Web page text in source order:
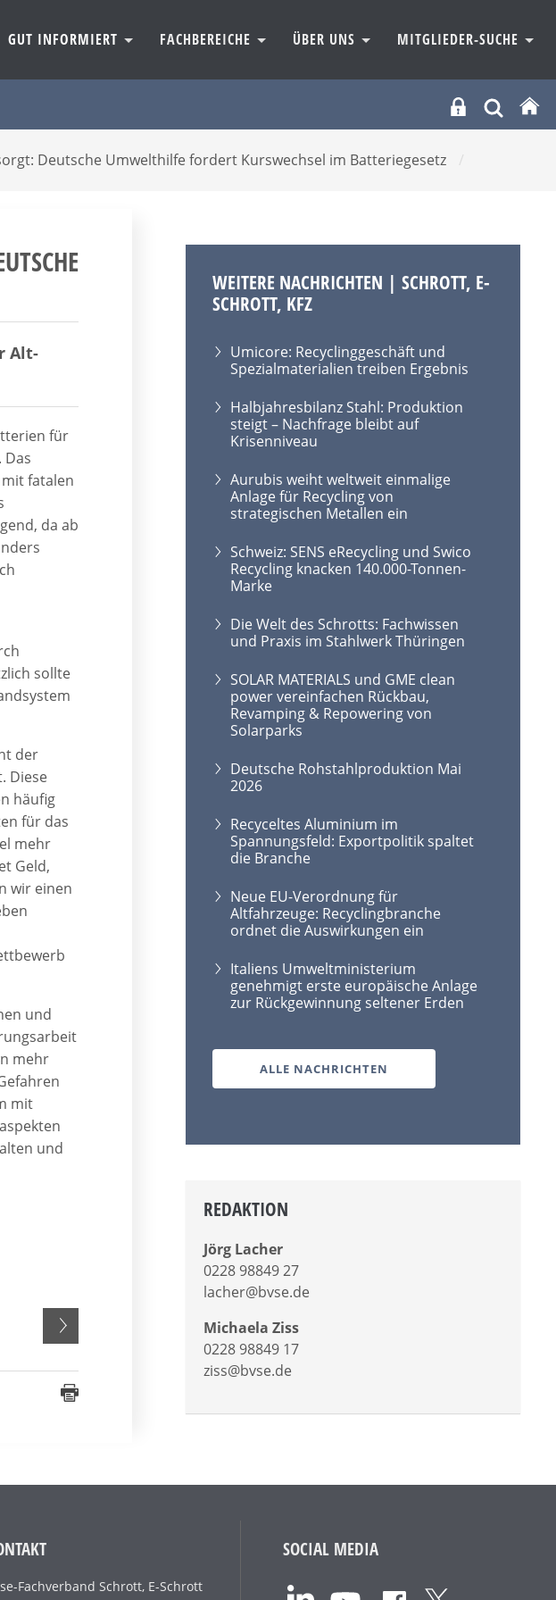
GUT INFORMIERT FACHBEREICHE ÜBER UNS MITGLIEDER-SUCHE
Deutsche Umwelthilfe fordert Kurswechsel im Batteriegesetz /
Alt-
für
Das
fatalen
da ab
sollte
der
Diese
häufig
für das
mehr
Geld,
wir einen
und
mehr
mit
und
WEITERE NACHRICHTEN | SCHROTT, E-
SCHROTT, KFZ
Umicore: Recyclinggeschäft und
Spezialmaterialien treiben Ergebnis
Halbjahresbilanz Stahl: Produktion
steigt – Nachfrage bleibt auf
Krisenniveau
Aurubis weiht weltweit einmalige
Anlage für Recycling von
strategischen Metallen ein
Schweiz: SENS eRecycling und Swico
Recycling knacken 140.000-Tonnen-
Marke
Die Welt des Schrotts: Fachwissen
und Praxis im Stahlwerk Thüringen
SOLAR MATERIALS und GME clean
power vereinfachen Rückbau,
Revamping & Repowering von
Solarparks
Deutsche Rohstahlproduktion Mai
2026
Recyceltes Aluminium im
Spannungsfeld: Exportpolitik spaltet
die Branche
Neue EU-Verordnung für
Altfahrzeuge: Recyclingbranche
ordnet die Auswirkungen ein
Italiens Umweltministerium
genehmigt erste europäische Anlage
zur Rückgewinnung seltener Erden
ALLE NACHRICHTEN
REDAKTION
Jörg Lacher
0228 98849 27
lacher@bvse.de
Michaela Ziss
0228 98849 17
ziss@bvse.de
Fachverband Schrott, E-Schrott
SOCIAL MEDIA